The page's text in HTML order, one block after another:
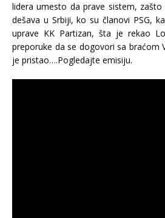
lidera umesto da prave sistem,
dešava u Srbiji, ko su članovi PSG,
uprave KK Partizan, šta je rekao
preporuke da se dogovori sa braćom
je pristao….Pogledajte emisiju.